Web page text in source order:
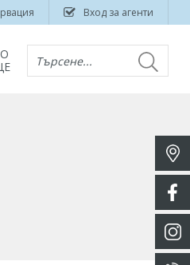
Вход за агенти
Търсене...